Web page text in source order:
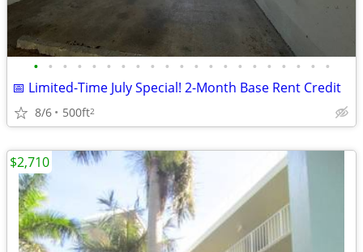
• • • • • • • • • • • • • • • • • • • • •
📅 Limited-Time July Special! 2-Month Base Rent Credit
8/6 500ft2
$2,710